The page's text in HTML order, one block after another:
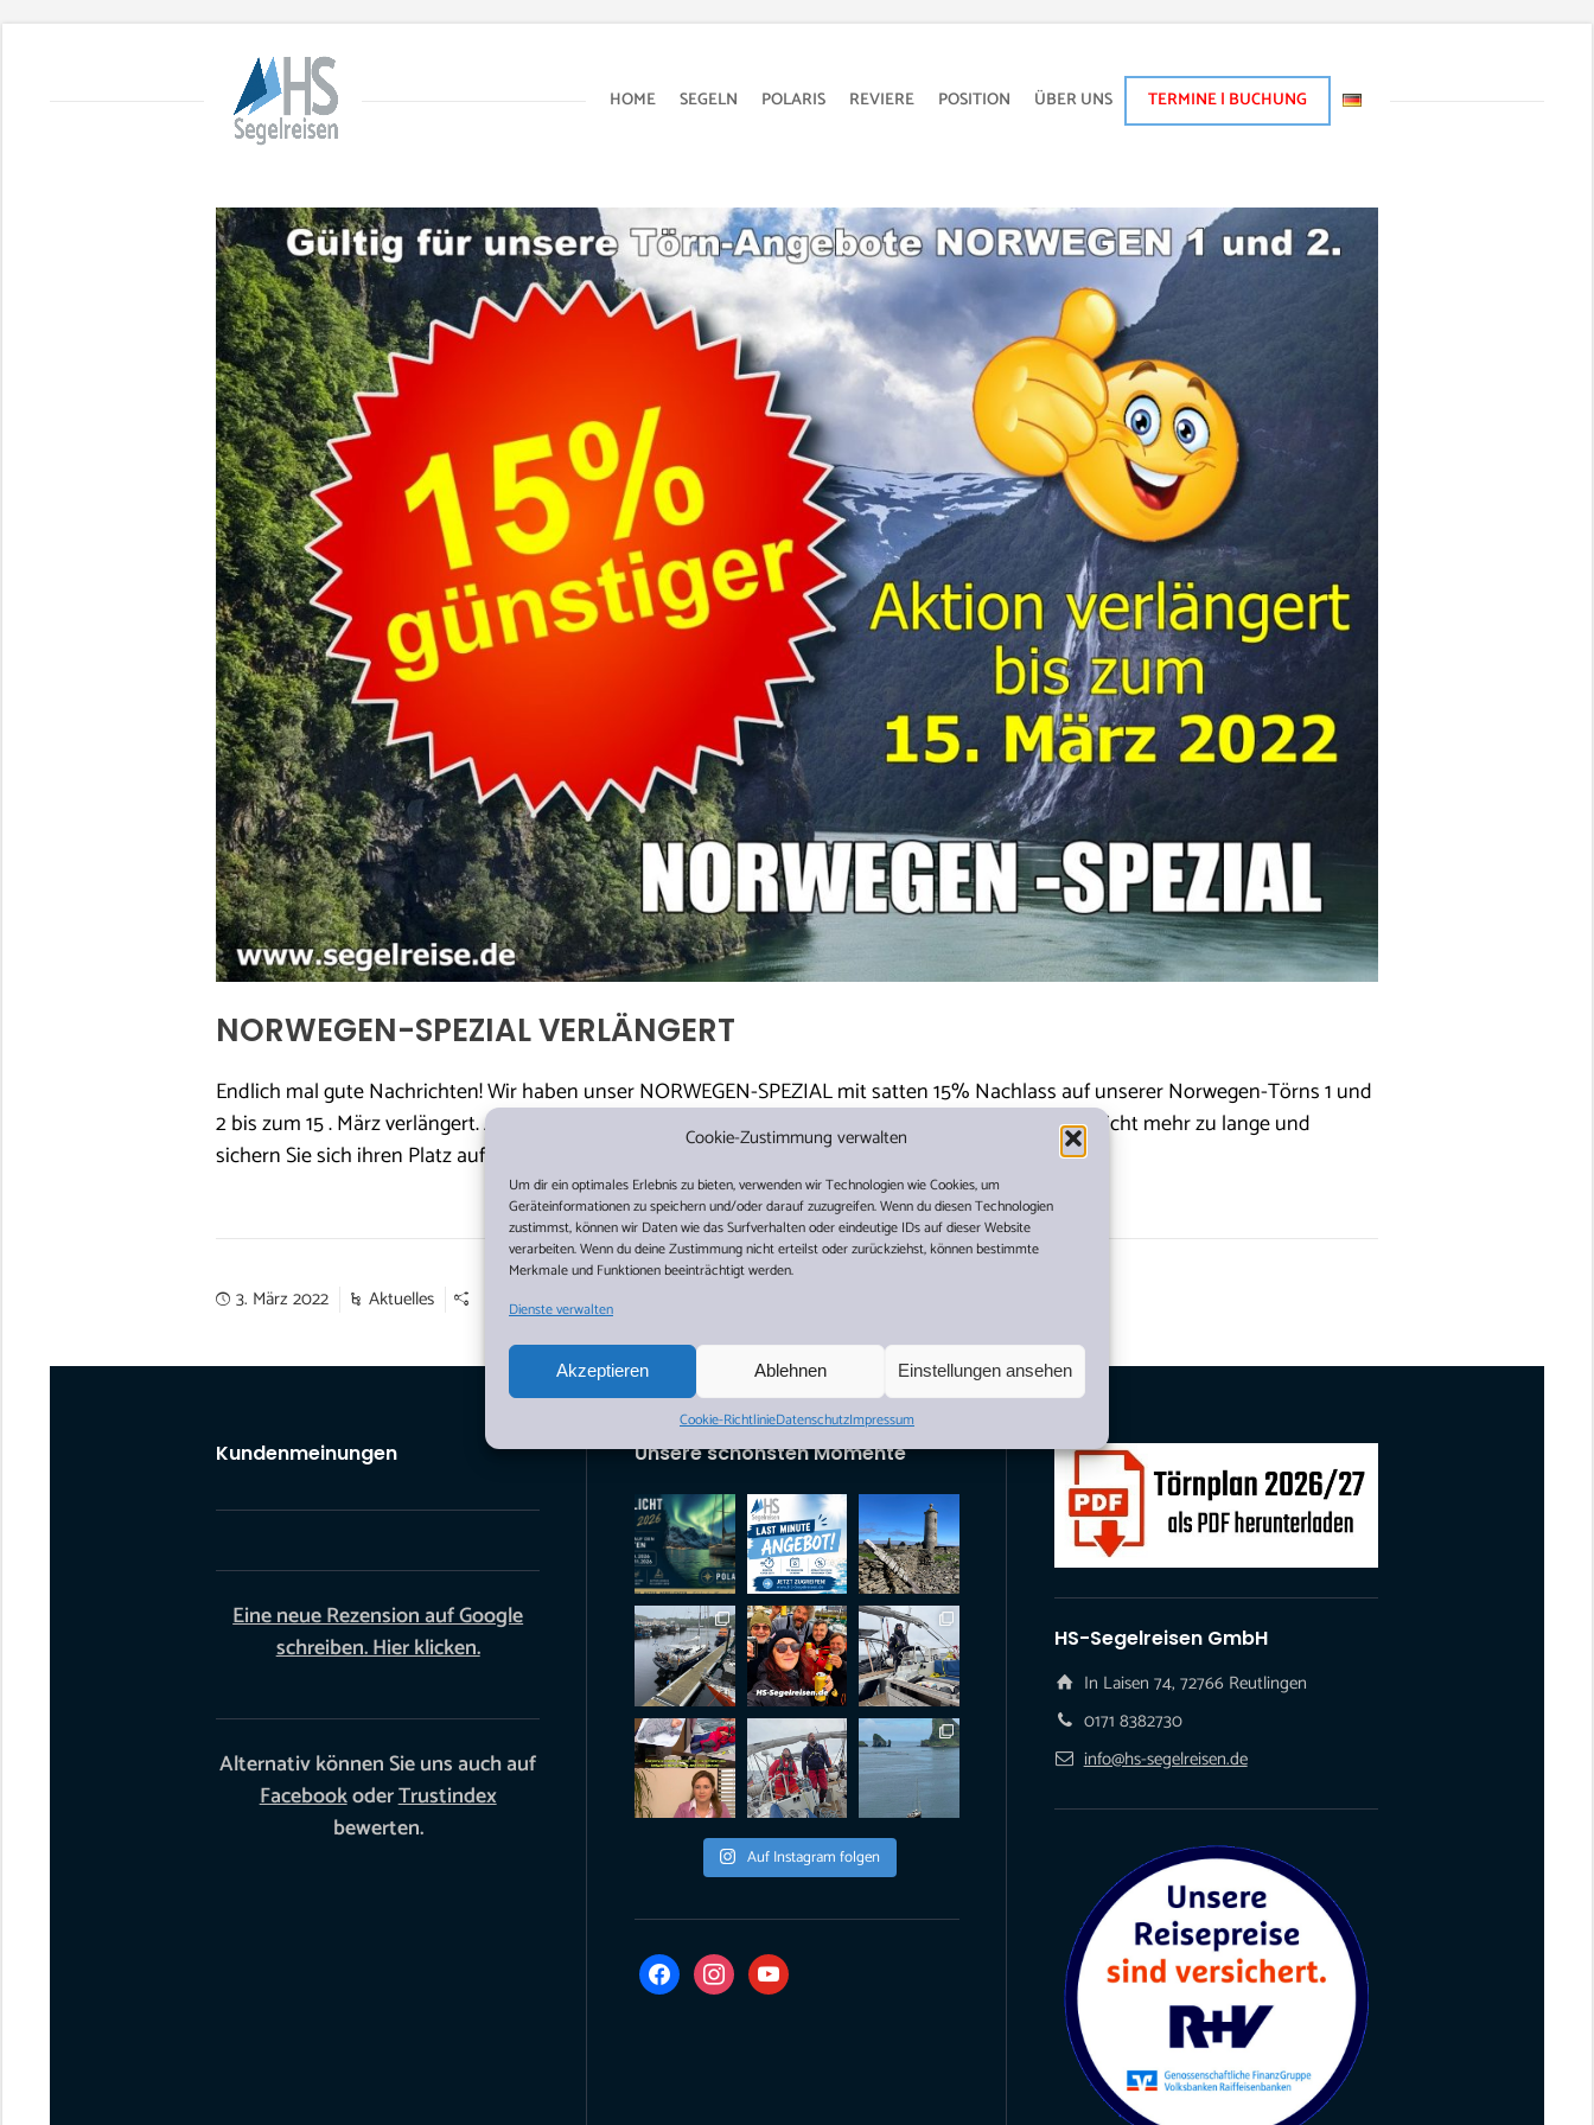
Cookie-Zustimmung verwalten
Um dir ein optimales Erlebnis zu bieten, verwenden wir Technologien wie Cookies, um
Geräteinformationen zu speichern und/oder darauf zuzugreifen. Wenn du diesen Technologien
zustimmst, können wir Daten wie das Surfverhalten oder eindeutige IDs auf dieser Website
verarbeiten. Wenn du deine Zustimmung nicht erteilst oder zurückziehst, können bestimmte
Merkmale und Funktionen beeinträchtigt werden.
Dienste verwalten
Akzeptieren Ablehnen Einstellungen ansehen
Cookie-RichtlinieDatenschutzImpressum
HOME SEGELN POLARIS REVIERE POSITION ÜBER UNS TERMINE | BUCHUNG
NORWEGEN-SPEZIAL VERLÄNGERT
Endlich mal gute Nachrichten! Wir haben unser NORWEGEN-SPEZIAL mit satten 15% Nachlass auf unserer Norwegen-Törns 1 und
2 bis zum 15 . März verlängert. Aber aufgepasst: Es gibt nur noch wenige Restkojen. Also zögern Sie nicht mehr zu lange und
sichern Sie sich ihren Platz auf unserer Expeditionsyacht POLARIS. Wir freuen uns auf Sie!
3. März 2022 Aktuelles
Kundenmeinungen
Eine neue Rezension auf Google
schreiben. Hier klicken.
Alternativ können Sie uns auch auf
FacebookoderTrustindex
bewerten.
Unsere schönsten Momente
Auf Instagram folgen
facebookinstagramyoutube
HS-Segelreisen GmbH
In Laisen 74, 72766 Reutlingen
0171 8382730
info@hs-segelreisen.de